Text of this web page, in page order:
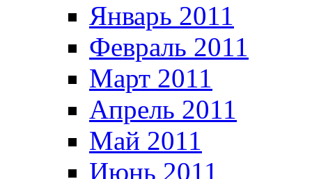
Январь 2011
Февраль 2011
Март 2011
Апрель 2011
Май 2011
Июнь 2011